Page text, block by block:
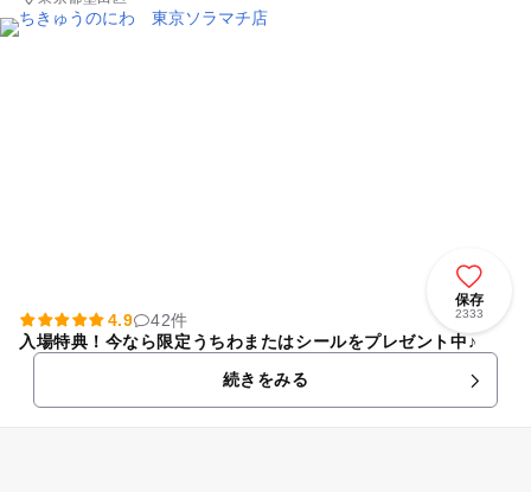
保存
2333
4.9
42件
入場特典！今なら限定うちわまたはシールをプレゼント中♪
続きをみる